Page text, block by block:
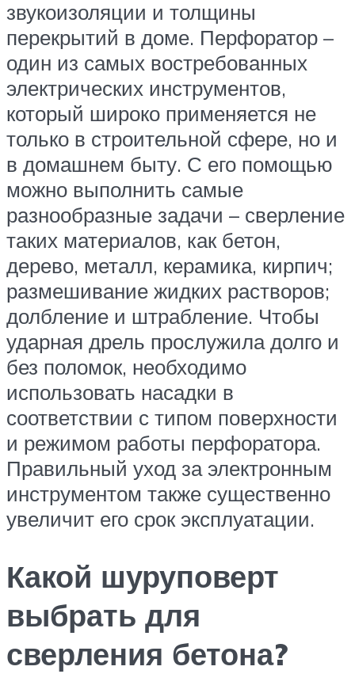
звукоизоляции и толщины
перекрытий в доме. Перфоратор –
один из самых востребованных
электрических инструментов,
который широко применяется не
только в строительной сфере, но и
в домашнем быту. С его помощью
можно выполнить самые
разнообразные задачи – сверление
таких материалов, как бетон,
дерево, металл, керамика, кирпич;
размешивание жидких растворов;
долбление и штрабление. Чтобы
ударная дрель прослужила долго и
без поломок, необходимо
использовать насадки в
соответствии с типом поверхности
и режимом работы перфоратора.
Правильный уход за электронным
инструментом также существенно
увеличит его срок эксплуатации.
Какой шуруповерт
выбрать для
сверления бетона?